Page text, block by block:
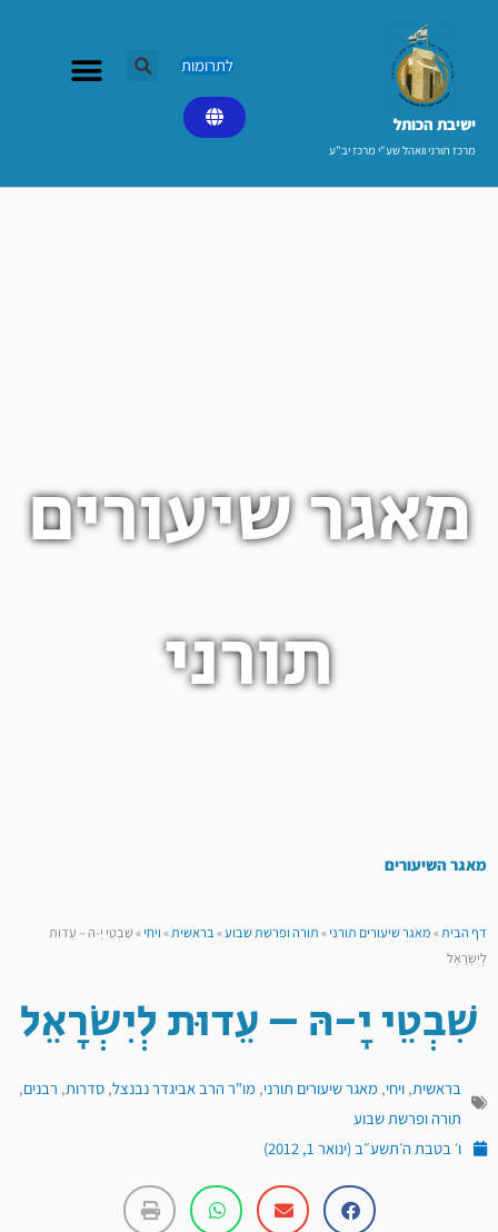
ישיבת הכותל​
מרכז תורני וואהל שע"י מרכז יב"ע
לתרומות
מאגר שיעורים
תורני
מאגר השיעורים
דף הבית»מאגר שיעורים תורני»תורה ופרשת שבוע»בראשית»ויחי»שִׁבְטֵי יָ-הּ – עֵדוּת
לְיִשְׂרָאֵל
שִׁבְטֵי יָ-הּ – עֵדוּת לְיִשְׂרָאֵל
בראשית, ויחי, מאגר שיעורים תורני, מו"ר הרב אביגדר נבנצל, סדרות, רבנים,
תורה ופרשת שבוע
ו׳ בטבת ה׳תשע״ב (ינואר 1, 2012)